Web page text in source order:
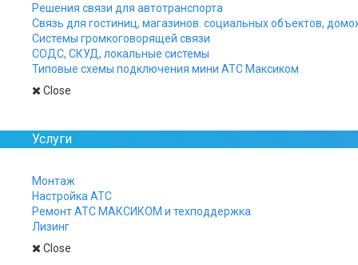
Решения связи для автотранспорта
Связь для гостиниц, магазинов. социальных объектов,
Системы громкоговорящей связи
СОДС, СКУД, локальные системы
Типовые схемы подключения мини АТС Максиком
Close
Услуги
Монтаж
Настройка АТС
Ремонт АТС МАКСИКОМ и техподдержка
Лизинг
Close